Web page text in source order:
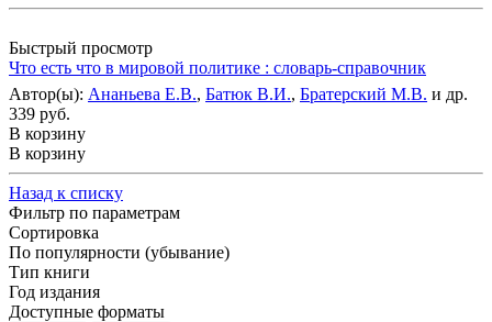
Быстрый просмотр
Что есть что в мировой политике : словарь-справочник
Автор(ы): Ананьева Е.В., Батюк В.И., Братерский М.В. и др.
339 руб.
В корзину
В корзину
Назад к списку
Фильтр по параметрам
Сортировка
По популярности (убывание)
Тип книги
Год издания
Доступные форматы